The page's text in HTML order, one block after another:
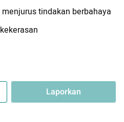
tindakan berbahaya
Laporkan